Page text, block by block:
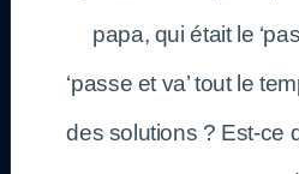
papa, qui était le
‘passe et va’ tout le
des solutions ? Est-ce